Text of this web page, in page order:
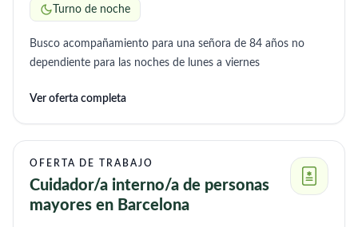
Turno de noche
Busco acompañamiento para una señora de 84 años no
dependiente para las noches de lunes a viernes
Ver oferta completa
OFERTA DE TRABAJO
Cuidador/a interno/a de personas
mayores en Barcelona